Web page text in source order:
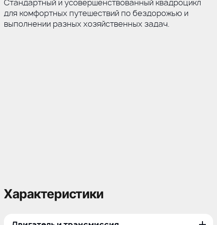
Стандартный и усовершенствованный квадроцикл
для комфортных путешествий по бездорожью и
выполнении разных хозяйственных задач.
Характеристики